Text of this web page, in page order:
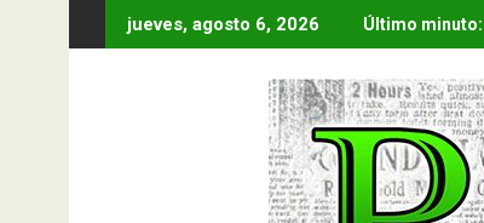
al
jueves, agosto 6, 2026 Último minuto: